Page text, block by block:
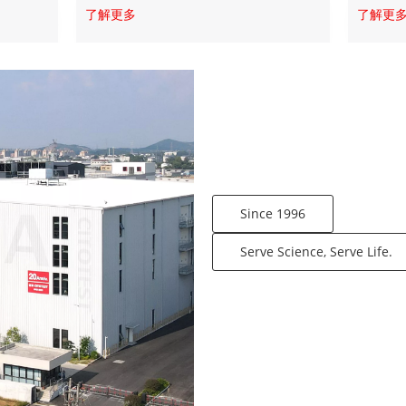
了解更多 了解更
Since 1996
Serve Science, Serve Life.